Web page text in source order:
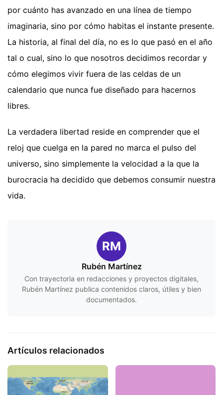
por cuánto has avanzado en una línea de tiempo
imaginaria, sino por cómo habitas el instante presente.
La historia, al final del día, no es lo que pasó en el año
tal o cual, sino lo que nosotros decidimos recordar y
cómo elegimos vivir fuera de las celdas de un
calendario que nunca fue diseñado para hacernos
libres.
La verdadera libertad reside en comprender que el
reloj que cuelga en la pared no marca el pulso del
universo, sino simplemente la velocidad a la que la
burocracia ha decidido que debemos consumir nuestra
vida.
RM
Rubén Martínez
Con trayectoria en redacciones y proyectos digitales,
Rubén Martínez publica contenidos claros, útiles y bien
documentados.
Artículos relacionados